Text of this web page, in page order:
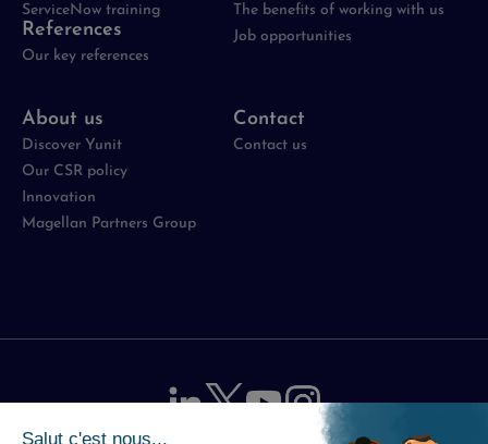
ServiceNow training
References
Our key references
The benefits of working with us
Job opportunities
About us
Discover Yunit
Our CSR policy
Innovation
Magellan Partners Group
Contact
Contact us